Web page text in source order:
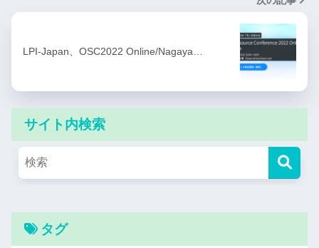
LPI-Japan、OSC2022 Online/Nagaya…
サイト内検索
タグ